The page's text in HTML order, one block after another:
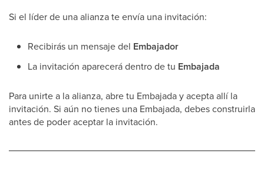
Si el líder de una alianza te envía una invitación:
Recibirás un mensaje del Embajador
La invitación aparecerá dentro de tu Embajada
Para unirte a la alianza, abre tu Embajada y acepta allí la
invitación. Si aún no tienes una Embajada, debes construirla
antes de poder aceptar la invitación.